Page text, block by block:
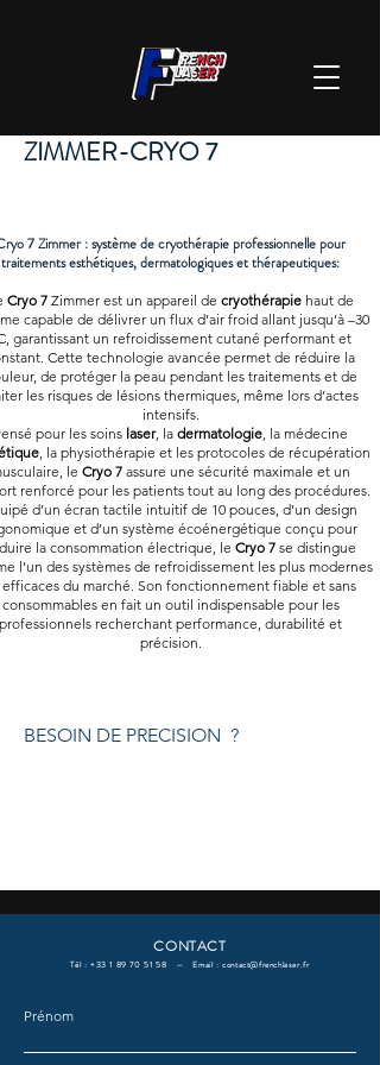
ZIMMER-CRYO 7
7 Zimmer : système de cryothérapie professionnelle pour
traitements esthétiques, dermatologiques et thérapeutiques:
Cryo 7Zimmer est un appareil de cryothérapiehaut de
capable de délivrer un flux d’air froid allant jusqu’à –30
garantissant un refroidissement cutané performant et
Cette technologie avancée permet de réduire la
de protéger la peau pendant les traitements et de
les risques de lésions thermiques, même lors d’actes
intensifs.
pour les soins laser, la dermatologie, la médecine
, la physiothérapie et les protocoles de récupération
le Cryo 7 assure une sécurité maximale et un
renforcé pour les patients tout au long des procédures.
d’un écran tactile intuitif de 10 pouces, d’un design
et d’un système écoénergétique conçu pour
la consommation électrique, le Cryo 7 se distingue
l’un des systèmes de refroidissement les plus modernes
du marché. Son fonctionnement fiable et sans
consommables en fait un outil indispensable pour les
professionnels recherchant performance, durabilité et
précision.
BESOIN DE PRECISION ?
CONTACT
Tél :+33 1 89 70 51 58 — Email :contact@frenchlaser.fr
Prénom